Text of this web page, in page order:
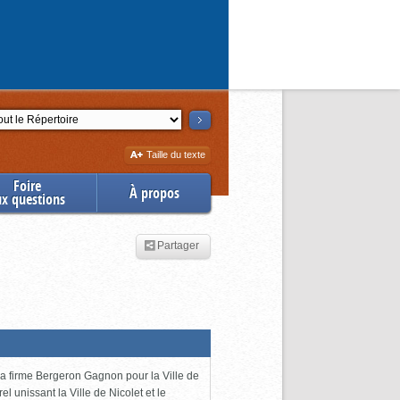
Augmenter
la
Taille du texte
Foire
questions À propos
Partager
firme Bergeron Gagnon pour la Ville de
unissant la Ville de Nicolet et le